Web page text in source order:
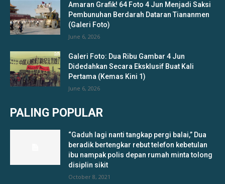
Amaran Grafik! 64 Foto 4 Jun Menjadi Saksi
Pembunuhan Berdarah Dataran Tiananmen
(Galeri Foto)
June 6, 2026
Galeri Foto: Dua Ribu Gambar 4 Jun
Didedahkan Secara Eksklusif Buat Kali
Pertama (Kemas Kini 1)
June 6, 2026
PALING POPULAR
“Gaduh lagi nanti tangkap pergi balai,” Dua
beradik bertengkar rebut telefon kebetulan
ibu nampak polis depan rumah minta tolong
disiplin sikit
October 8, 2021